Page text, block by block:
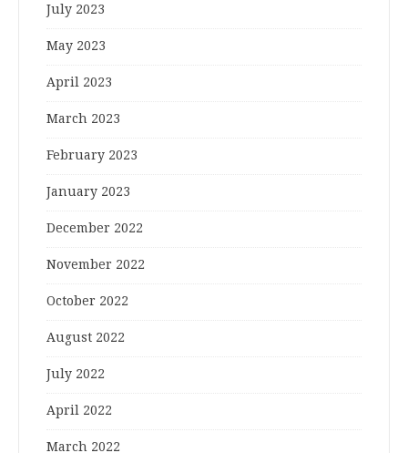
July 2023
May 2023
April 2023
March 2023
February 2023
January 2023
December 2022
November 2022
October 2022
August 2022
July 2022
April 2022
March 2022